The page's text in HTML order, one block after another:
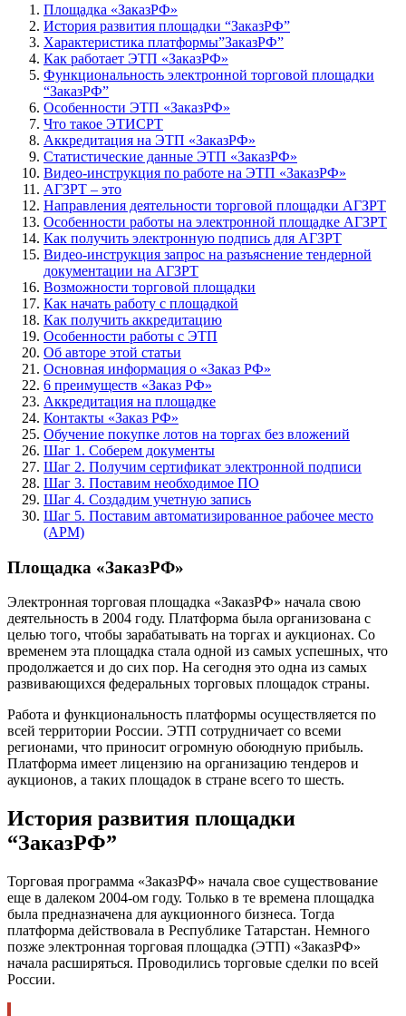
Площадка «ЗаказРФ»
История развития площадки “ЗаказРФ”
Характеристика платформы”ЗаказРФ”
Как работает ЭТП «ЗаказРФ»
Функциональность электронной торговой площадки
“ЗаказРФ”
Особенности ЭТП «ЗаказРФ»
Что такое ЭТИСРТ
Аккредитация на ЭТП «ЗаказРФ»
Статистические данные ЭТП «ЗаказРФ»
Видео-инструкция по работе на ЭТП «ЗаказРФ»
АГЗРТ – это
Направления деятельности торговой площадки АГЗРТ
Особенности работы на электронной площадке АГЗРТ
Как получить электронную подпись для АГЗРТ
Видео-инструкция запрос на разъяснение тендерной
документации на АГЗРТ
Возможности торговой площадки
Как начать работу с площадкой
Как получить аккредитацию
Особенности работы с ЭТП
Об авторе этой статьи
Основная информация о «Заказ РФ»
6 преимуществ «Заказ РФ»
Аккредитация на площадке
Контакты «Заказ РФ»
Обучение покупке лотов на торгах без вложений
Шаг 1. Соберем документы
Шаг 2. Получим сертификат электронной подписи
Шаг 3. Поставим необходимое ПО
Шаг 4. Создадим учетную запись
Шаг 5. Поставим автоматизированное рабочее место
(АРМ)
Площадка «ЗаказРФ»
Электронная торговая площадка «ЗаказРФ» начала свою
деятельность в 2004 году. Платформа была организована с
целью того, чтобы зарабатывать на торгах и аукционах. Со
временем эта площадка стала одной из самых успешных, что
продолжается и до сих пор. На сегодня это одна из самых
развивающихся федеральных торговых площадок страны.
Работа и функциональность платформы осуществляется по
всей территории России. ЭТП сотрудничает со всеми
регионами, что приносит огромную обоюдную прибыль.
Платформа имеет лицензию на организацию тендеров и
аукционов, а таких площадок в стране всего то шесть.
История развития площадки
“ЗаказРФ”
Торговая программа «ЗаказРФ» начала свое существование
еще в далеком 2004-ом году. Только в те времена площадка
была предназначена для аукционного бизнеса. Тогда
платформа действовала в Республике Татарстан. Немного
позже электронная торговая площадка (ЭТП) «ЗаказРФ»
начала расширяться. Проводились торговые сделки по всей
России.